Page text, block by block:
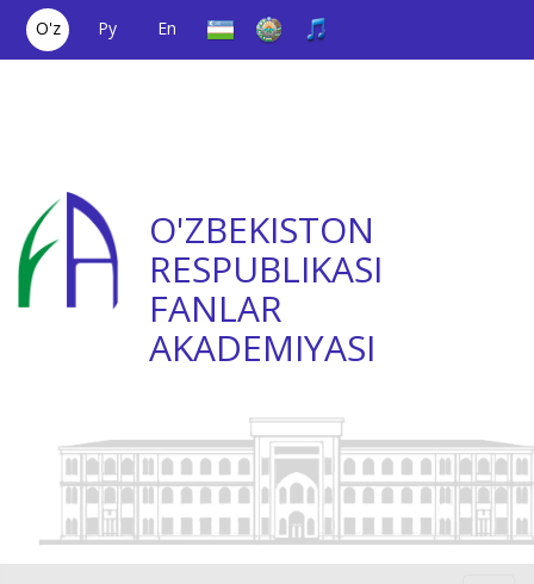
O'z Ру
En
O'ZBEKISTON
RESPUBLIKASI
FANLAR
AKADEMIYASI